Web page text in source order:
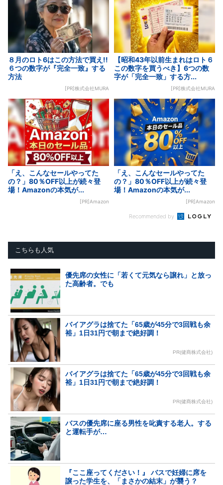
８月のロト6はこの方法で買え!!
６つの数字が『完全一致』する
方法
[PR]株式会社MURA
【昭和43年以前生まれはロト６
この数字を買うべき】6つの数
字が「完全一致」する方...
[PR]株式会社MURA
「え、こんなセールやってた
の？」80％OFF以上が続々登
場！Amazonの本気が...
[PR]Amazon
「え、こんなセールやってた
の？」80％OFF以上が続々登
場！Amazonの本気が...
[PR]Amazon
Recommended by
こちらも人気
優先席の女性に「若くて元気なら譲れ」と放っ
た高齢者。でも
バイアグラは捨てた「65歳が45分で3回戦も余
裕」1日31円で朝まで絶好調！
PR(健商株式会社)
バイアグラは捨てた「65歳が45分で3回戦も余
裕」1日31円で朝まで絶好調！
PR(健商株式会社)
バスの優先席に座る男性を叱責する老人。する
と運転手が…
『ここ座ってください！』 バスで妊婦に席を
譲った学生を、「まさかの結末」が襲う？